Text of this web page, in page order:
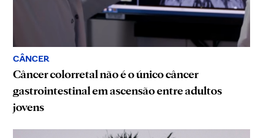
CÂNCER
Câncer colorretal não é o único câncer
gastrointestinal em ascensão entre adultos
jovens